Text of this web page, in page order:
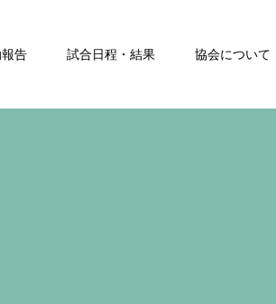
告 試合日程・結果 協会について